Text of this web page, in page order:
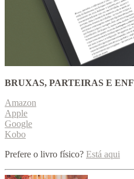
BRUXAS, PARTEIRAS E
Amazon
Apple
Google
Kobo
Prefere o livro físico? Está aqui